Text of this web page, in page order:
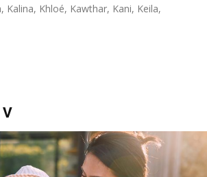
Kalina, Khloé, Kawthar, Kani, Keila,
V